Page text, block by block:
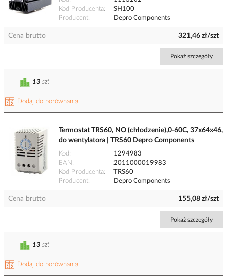
Kod Producenta
SH100
Producent
Depro Components
Cena brutto 321,46 zł/szt
Pokaż szczegóły
Dodaj do porównania
13 szt
Termostat TRS60, NO (chłodzenie),0-60C, 37x64x46,
do wentylatora | TRS60 Depro Components
Kod
1294983
EAN
2011000019983
Kod Producenta
TRS60
Producent
Depro Components
Cena brutto 155,08 zł/szt
Pokaż szczegóły
Dodaj do porównania
13 szt